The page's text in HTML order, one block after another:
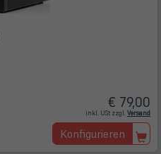
€ 79,00
inkl. USt zzgl. Versand
in
Konfigurieren